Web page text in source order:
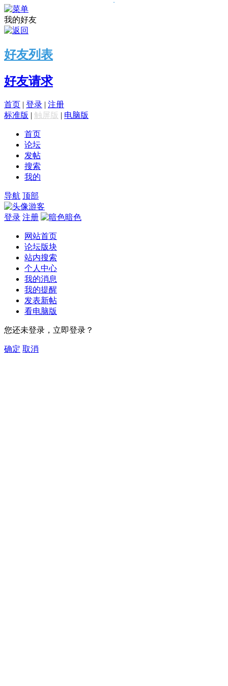
我的好友
好友列表
好友请求
首页 | 登录 | 注册
标准版 | 触屏版 | 电脑版
首页
论坛
发帖
搜索
我的
导航 顶部
游客
登录 注册 暗色
网站首页
论坛版块
站内搜索
个人中心
我的消息
我的提醒
发表新帖
看电脑版
您还未登录，立即登录？
确定 取消